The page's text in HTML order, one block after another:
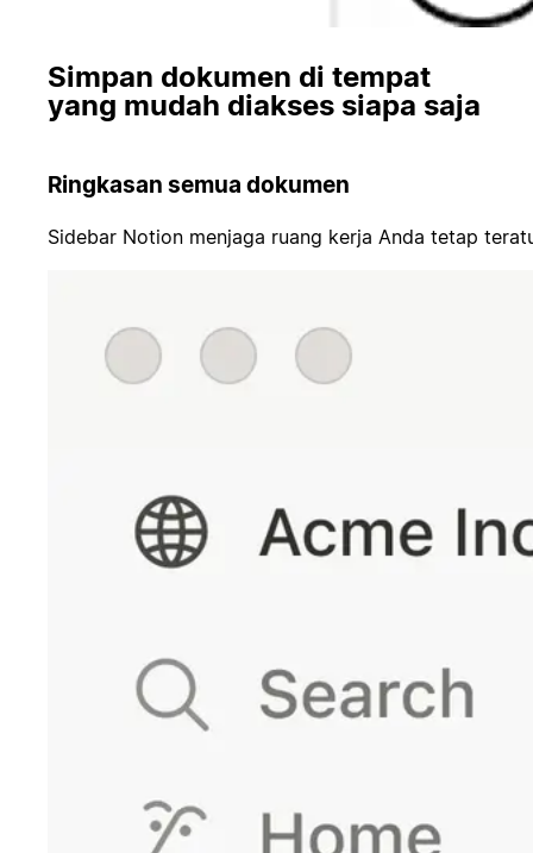
Simpan dokumen di tempat
yang mudah diakses siapa saja
Ringkasan semua dokumen
Sidebar Notion menjaga ruang kerja Anda tetap